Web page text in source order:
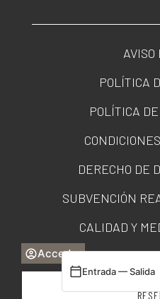
Acceder
Entrada — Salida
AVISO
POLÍTICA
POLÍTICA
DERECHO DE
SUBVENCIÓN
CALIDAD Y
PORTAL DE